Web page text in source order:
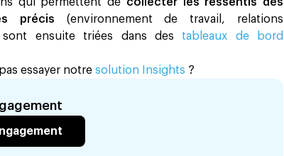
précis (environnement de travail, relations
sont ensuite triées dans des tableaux de bord
essayer notre solution Insights ?